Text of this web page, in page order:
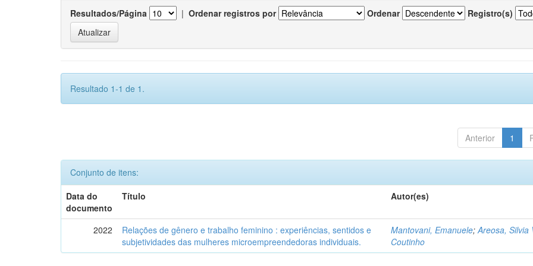
Resultados/Página | Ordenar registros por Ordenar Registro(s)
Resultado 1-1 de 1.
Anterior 1
Conjunto de itens:
Data do
documento
Título Autor(es)
2022
Relações de gênero e trabalho feminino : experiências, sentidos e
subjetividades das mulheres microempreendedoras individuais.
Mantovani, Emanuele;Areosa, Silvia
Coutinho